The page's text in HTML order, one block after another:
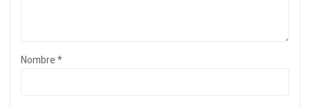
Nombre*